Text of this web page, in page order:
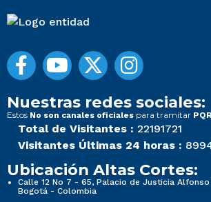
Nuestras redes sociales:
Estos No son canales oficiales para tramitar
Total de Visitantes : 22191721
Visitantes Últimas 24 horas :
Ubicación Altas Cortes:
Calle 12 No 7 - 65, Palacio de Justicia Alfonso
Bogotá - Colombia